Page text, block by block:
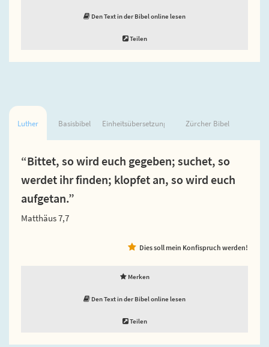
Den Text in der Bibel online lesen
Teilen
Luther Basisbibel Einheitsübersetzung Zürcher Bibel
“Bittet, so wird euch gegeben; suchet, so
werdet ihr finden; klopfet an, so wird euch
aufgetan.”
Matthäus 7,7
Dies soll mein Konfispruch werden!
Merken
Den Text in der Bibel online lesen
Teilen